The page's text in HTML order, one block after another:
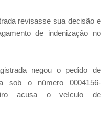
revisasse sua decisão e
de indenização no
negou o pedido de
sob o número 0004156-
acusa o veículo de